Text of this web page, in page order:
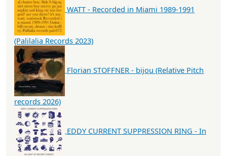
WATT - Recorded in Miami 1989-1991
(Palilalia Records 2023)
Florian STOFFNER - bijou (Relative Pitch
records 2026)
EDDY CURRENT SUPPRESSION RING - In